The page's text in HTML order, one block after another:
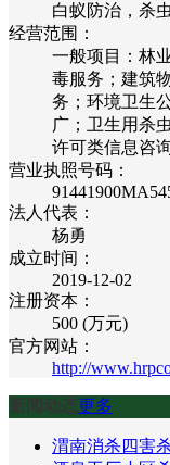
白蚁防治，杀
经营范围：
一般项目：林
毒服务；建筑
务；环境卫生
广；卫生用杀
许可类信息咨
营业执照号码：
法人代表：
杨勇
成立时间：
2019-12-02
注册资本：
500 (万元)
官方网站：
http://
新闻动态更多
渭南消杀四害